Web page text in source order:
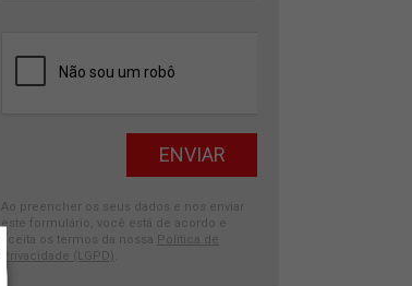
Ao preencher os seus dados e nos enviar
este formulário, você está de acordo e
aceita os termos da nossa
Política de
Privacidade (LGPD)